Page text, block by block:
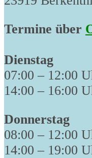
Termine über
Dienstag
07:00 – 12:00
14:00 – 16:00
Donnerstag
08:00 – 12:00
14:00 – 19:00